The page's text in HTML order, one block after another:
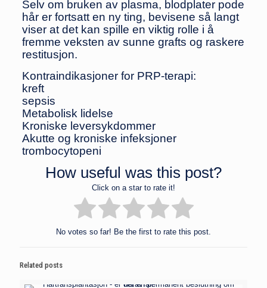
Selv om bruken av plasma, blodplater pode
hår er fortsatt en ny ting, bevisene så langt
viser at det kan spille en viktig rolle i å
fremme veksten av sunne grafts og raskere
restitusjon.
Kontraindikasjoner for PRP-terapi:
kreft
sepsis
Metabolisk lidelse
Kroniske leversykdommer
Akutte og kroniske infeksjoner
trombocytopeni
How useful was this post?
Click on a star to rate it!
No votes so far! Be the first to rate this post.
Related posts